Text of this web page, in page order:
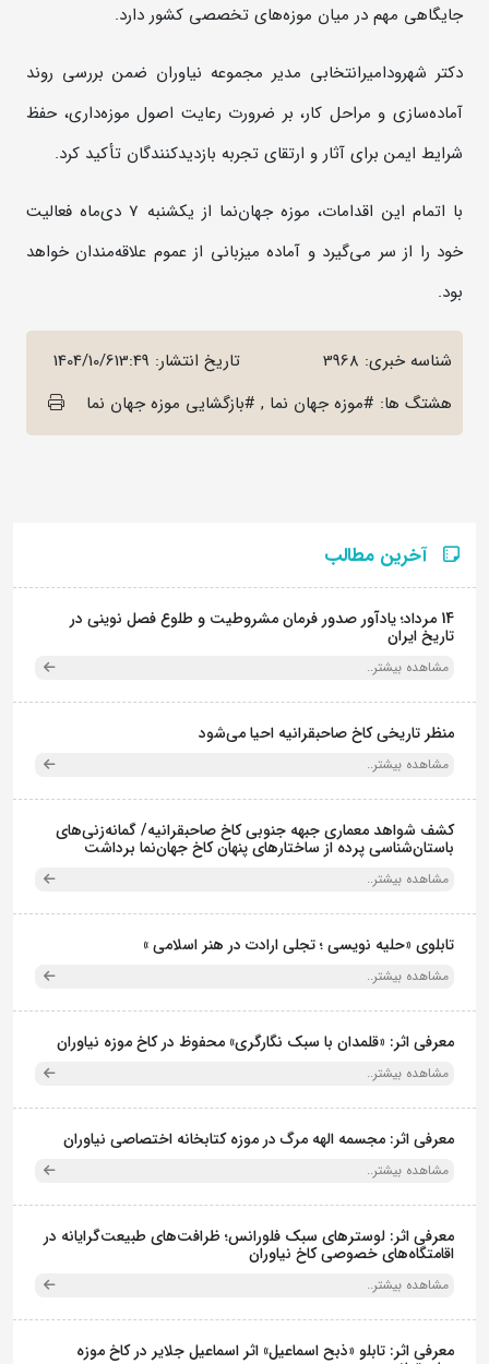
جایگاهی مهم در میان موزه‌های تخصصی کشور دارد.
دکتر شهرود‌امیرانتخابی مدیر مجموعه نیاوران ضمن بررسی روند
آماده‌سازی و مراحل کار، بر ضرورت رعایت اصول موزه‌داری، حفظ
شرایط ایمن برای آثار و ارتقای تجربه بازدیدکنندگان تأکید کرد.
با اتمام این اقدامات، موزه جهان‌نما از یکشنبه 7 دی‌ماه فعالیت
خود را از سر می‌گیرد و آماده میزبانی از عموم علاقه‌مندان خواهد
بود.
شناسه خبری: 3968 تاریخ انتشار: 1404/10/613:49
هشتگ ها: #موزه جهان نما , #بازگشایی موزه جهان نما
آخرین مطالب
14 مرداد؛ یادآور صدور فرمان مشروطیت و طلوع فصل نوینی در
تاریخ ایران
مشاهده بیشتر..
منظر تاریخی کاخ صاحبقرانیه احیا می‌شود
مشاهده بیشتر..
کشف شواهد معماری جبهه جنوبی کاخ صاحبقرانیه/ گمانه‌زنی‌های
باستان‌شناسی پرده از ساختارهای پنهان کاخ جهان‌نما برداشت
مشاهده بیشتر..
تابلوی «حلیه نویسی ؛ تجلی ارادت در هنر اسلامی »
مشاهده بیشتر..
معرفی اثر: «قلمدان با سبک نگارگری» محفوظ در کاخ موزه نیاوران
مشاهده بیشتر..
معرفی اثر: مجسمه الهه مرگ در موزه کتابخانه اختصاصی نیاوران
مشاهده بیشتر..
معرفی اثر: لوسترهای سبک فلورانس؛ ظرافت‌های طبیعت‌گرایانه در
اقامتگاه‌های خصوصی کاخ نیاوران
مشاهده بیشتر..
معرفی اثر: تابلو «ذبح اسماعیل» اثر اسماعیل جلایر در کاخ موزه